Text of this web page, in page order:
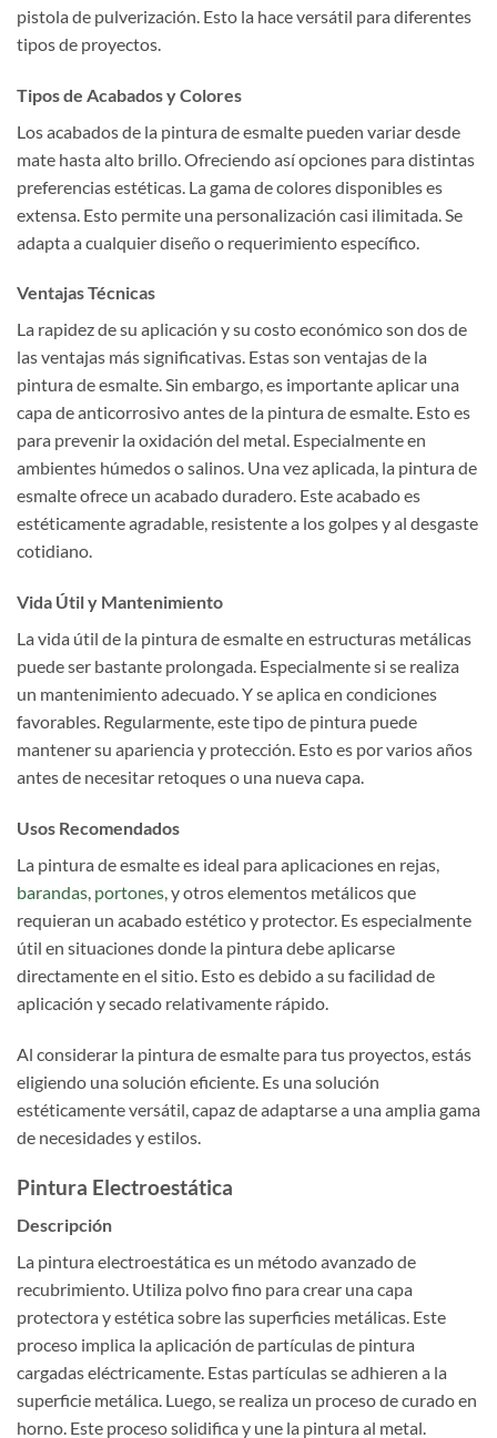
pistola de pulverización. Esto la hace versátil para diferentes
tipos de proyectos.
Tipos de Acabados y Colores
Los acabados de la pintura de esmalte pueden variar desde
mate hasta alto brillo. Ofreciendo así opciones para distintas
preferencias estéticas. La gama de colores disponibles es
extensa. Esto permite una personalización casi ilimitada. Se
adapta a cualquier diseño o requerimiento específico.
Ventajas Técnicas
La rapidez de su aplicación y su costo económico son dos de
las ventajas más significativas. Estas son ventajas de la
pintura de esmalte. Sin embargo, es importante aplicar una
capa de anticorrosivo antes de la pintura de esmalte. Esto es
para prevenir la oxidación del metal. Especialmente en
ambientes húmedos o salinos. Una vez aplicada, la pintura de
esmalte ofrece un acabado duradero. Este acabado es
estéticamente agradable, resistente a los golpes y al desgaste
cotidiano.
Vida Útil y Mantenimiento
La vida útil de la pintura de esmalte en estructuras metálicas
puede ser bastante prolongada. Especialmente si se realiza
un mantenimiento adecuado. Y se aplica en condiciones
favorables. Regularmente, este tipo de pintura puede
mantener su apariencia y protección. Esto es por varios años
antes de necesitar retoques o una nueva capa.
Usos Recomendados
La pintura de esmalte es ideal para aplicaciones en rejas,
barandas, portones, y otros elementos metálicos que
requieran un acabado estético y protector. Es especialmente
útil en situaciones donde la pintura debe aplicarse
directamente en el sitio. Esto es debido a su facilidad de
aplicación y secado relativamente rápido.
Al considerar la pintura de esmalte para tus proyectos, estás
eligiendo una solución eficiente. Es una solución
estéticamente versátil, capaz de adaptarse a una amplia gama
de necesidades y estilos.
Pintura Electroestática
Descripción
La pintura electroestática es un método avanzado de
recubrimiento. Utiliza polvo fino para crear una capa
protectora y estética sobre las superficies metálicas. Este
proceso implica la aplicación de partículas de pintura
cargadas eléctricamente. Estas partículas se adhieren a la
superficie metálica. Luego, se realiza un proceso de curado en
horno. Este proceso solidifica y une la pintura al metal.